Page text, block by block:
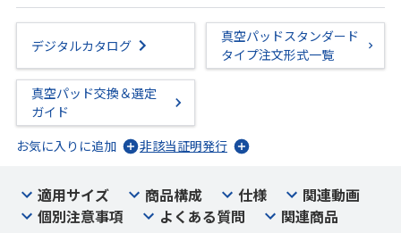
デジタルカタログ
真空パッドスタンダード
タイプ注文形式一覧
真空パッド交換＆選定
ガイド
お気に入りに追加
非該当証明発行
適用サイズ 商品構成 仕様
関連動画
個別注意事項
よくある質問 関連商品